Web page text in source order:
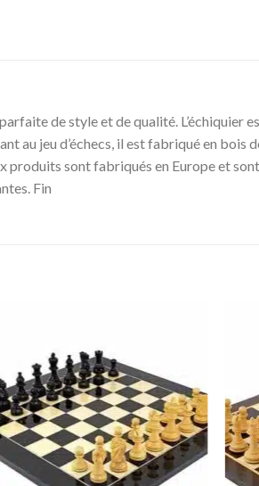
de style et de qualité. L’échiquier
au jeu d’échecs, il est fabriqué en bois
produits sont fabriqués en Europe et
Fin